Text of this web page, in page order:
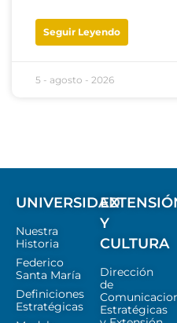
Seguir Leyendo
5 - agosto - 2026
UNIVERSIDAD
Nuestra
Historia
Federico
Santa María
Definiciones
Estratégicas
Y
CULTURA
Dirección
de
Estratégicas